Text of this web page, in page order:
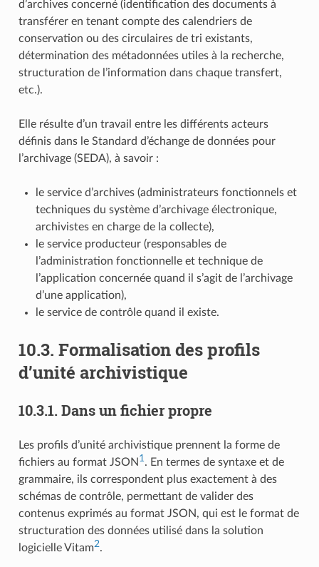
d’archives concerné (identification des documents à
transférer en tenant compte des calendriers de
conservation ou des circulaires de tri existants,
détermination des métadonnées utiles à la recherche,
structuration de l’information dans chaque transfert,
etc.).
Elle résulte d’un travail entre les différents acteurs
définis dans le Standard d’échange de données pour
l’archivage (SEDA), à savoir :
le service d’archives (administrateurs fonctionnels et
techniques du système d’archivage électronique,
archivistes en charge de la collecte),
le service producteur (responsables de
l’administration fonctionnelle et technique de
l’application concernée quand il s’agit de l’archivage
d’une application),
le service de contrôle quand il existe.
10.3. Formalisation des profils
d’unité archivistique
10.3.1. Dans un fichier propre
Les profils d’unité archivistique prennent la forme de
fichiers au format JSON 1. En termes de syntaxe et de
grammaire, ils correspondent plus exactement à des
schémas de contrôle, permettant de valider des
contenus exprimés au format JSON, qui est le format de
structuration des données utilisé dans la solution
logicielle Vitam2.